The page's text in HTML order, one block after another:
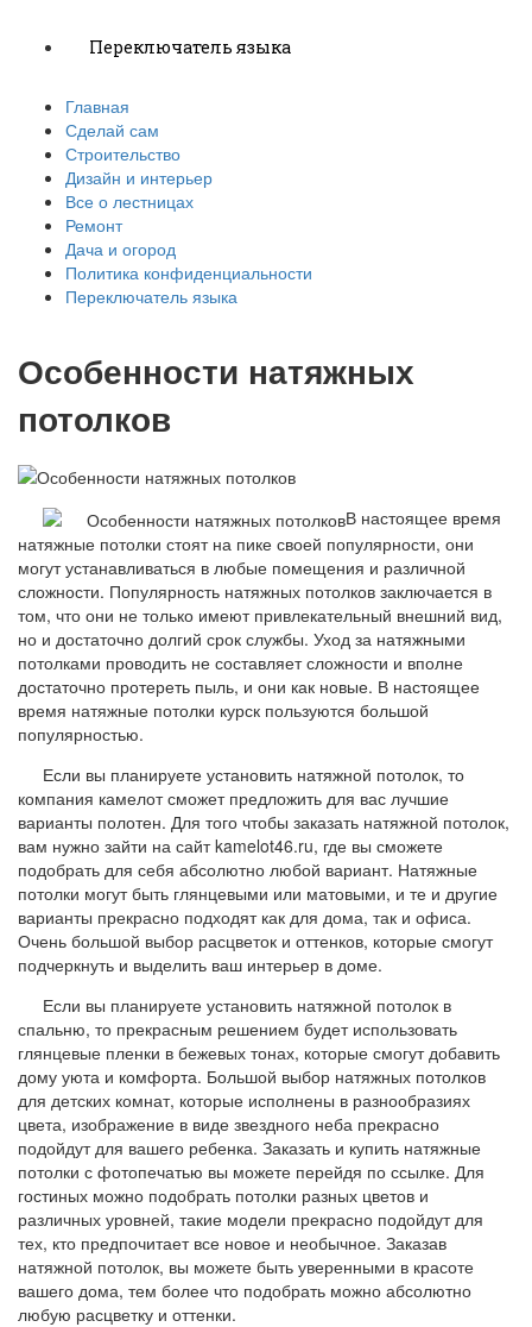
Переключатель языка
Главная
Сделай сам
Строительство
Дизайн и интерьер
Все о лестницах
Ремонт
Дача и огород
Политика конфиденциальности
Переключатель языка
Особенности натяжных
потолков
В настоящее время
натяжные потолки стоят на пике своей популярности, они
могут устанавливаться в любые помещения и различной
сложности. Популярность натяжных потолков заключается в
том, что они не только имеют привлекательный внешний вид,
но и достаточно долгий срок службы. Уход за натяжными
потолками проводить не составляет сложности и вполне
достаточно протереть пыль, и они как новые. В настоящее
время натяжные потолки курск пользуются большой
популярностью.
Если вы планируете установить натяжной потолок, то
компания камелот сможет предложить для вас лучшие
варианты полотен. Для того чтобы заказать натяжной потолок,
вам нужно зайти на сайт kamelot46.ru, где вы сможете
подобрать для себя абсолютно любой вариант. Натяжные
потолки могут быть глянцевыми или матовыми, и те и другие
варианты прекрасно подходят как для дома, так и офиса.
Очень большой выбор расцветок и оттенков, которые смогут
подчеркнуть и выделить ваш интерьер в доме.
Если вы планируете установить натяжной потолок в
спальню, то прекрасным решением будет использовать
глянцевые пленки в бежевых тонах, которые смогут добавить
дому уюта и комфорта. Большой выбор натяжных потолков
для детских комнат, которые исполнены в разнообразиях
цвета, изображение в виде звездного неба прекрасно
подойдут для вашего ребенка. Заказать и купить натяжные
потолки с фотопечатью вы можете перейдя по ссылке. Для
гостиных можно подобрать потолки разных цветов и
различных уровней, такие модели прекрасно подойдут для
тех, кто предпочитает все новое и необычное. Заказав
натяжной потолок, вы можете быть уверенными в красоте
вашего дома, тем более что подобрать можно абсолютно
любую расцветку и оттенки.